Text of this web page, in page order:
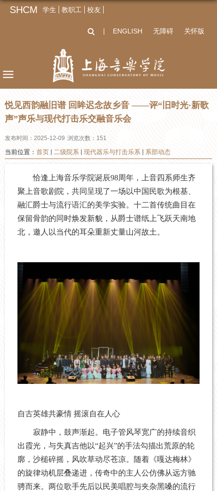
SHCM 学生 教职工 校友
ENGLISH 无障碍 关怀版
悦见西韵融旧谱 回眸迟念故乡音 ——评“旧时光·新歌
声”声乐与现代打击乐交融音乐会
发布时间：2025-12-09 浏览次数： 151
当前位置： 首页 二级院系 现代器乐与打击乐系 系部动态
恰逢上海音乐学院诞辰98周年，上音四系师生齐
聚上音歌剧院，共同呈现了一场以中国民歌为根基、
融汇爵士与流行语汇的美学实验。十二首传统曲目在
保留骨韵的同时焕发新貌，从爵士谱纸上飞跃天南地
北，邀人以当代的耳朵重新丈量山河故土。
自古英雄共豪情 摇滚自在人心
寂静中，鼓声渐起。电子管风琴宽广的持续音织
出霞光，与失真吉他以“起兴”的手法勾描出荒原的轮
廓，沙槌碎摇，风吹草动尽苍凉。随着《嘎达梅林》
的旋律动机层叠递进，传奇中的主人公仿佛从远方驰
骋而来。两位歌手先后以民美唱腔与夹杂黑嗓的流行